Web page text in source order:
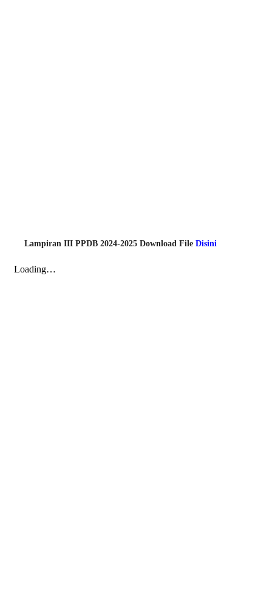
Lampiran III PPDB 2024-2025 Download File Disini